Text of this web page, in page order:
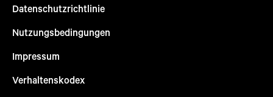
Datenschutzrichtlinie
Nutzungsbedingungen
Impressum
Verhaltenskodex